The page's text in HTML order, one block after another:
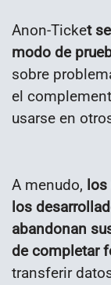
Anon-Ticket
modo de
sobre
el
usarse en
A menudo, los
los
abandonan
de completar
transferir